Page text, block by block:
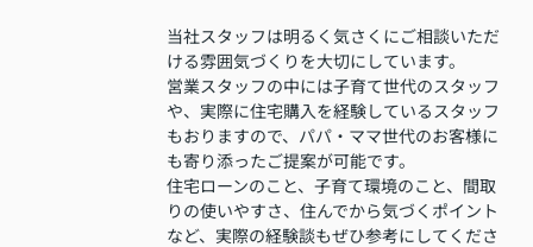
当社スタッフは明るく気さくにご相談いただ
ける雰囲気づくりを大切にしています。
営業スタッフの中には子育て世代のスタッフ
や、実際に住宅購入を経験しているスタッフ
もおりますので、パパ・ママ世代のお客様に
も寄り添ったご提案が可能です。
住宅ローンのこと、子育て環境のこと、間取
りの使いやすさ、住んでから気づくポイント
など、実際の経験談もぜひ参考にしてくださ